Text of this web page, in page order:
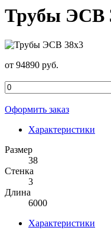
Трубы ЭСВ
от 94890 руб.
Оформить заказ
Характеристики
Размер
38
Стенка
3
Длина
6000
Характеристики